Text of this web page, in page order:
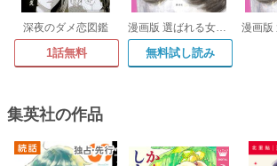
深夜のダメ恋図鑑
1話無料
漫画版 選ばれる女におなりなさい デヴィ夫人の華麗で激動なる人生
無料試し読み
集英社の作品